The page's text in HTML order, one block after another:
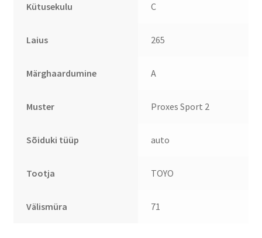
Kütusekulu C
Laius 265
Märghaardumine A
Muster Proxes Sport 2
Sõiduki tüüp auto
Tootja TOYO
Välismüra 71